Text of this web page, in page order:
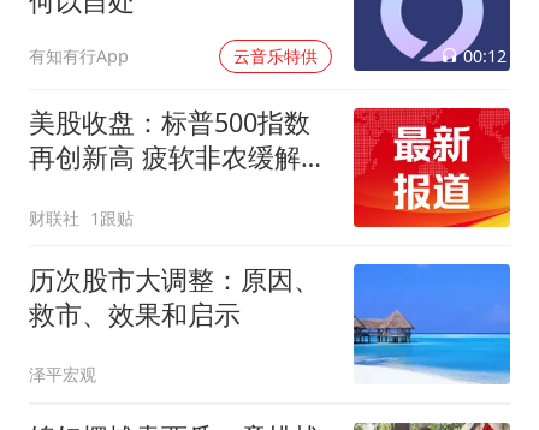
有知有行App 云音乐特供 00:12
美股收盘：标普500指数
再创新高 疲软非农缓解加
财联社 1跟贴
历次股市大调整：原因、
救市、效果和启示
泽平宏观